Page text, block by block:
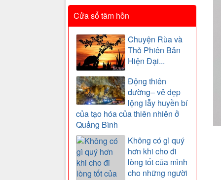
Cửa sổ tâm hồn
Chuyện Rùa và
Thỏ Phiên Bản
Hiện Đại...
Động thiên
đường– vẻ đẹp
lộng lẫy huyền bí
của tạo hóa của thiên nhiên ở
Quảng Bình
Không có gì quý
hơn khi cho đi
lòng tốt của mình
cho những người